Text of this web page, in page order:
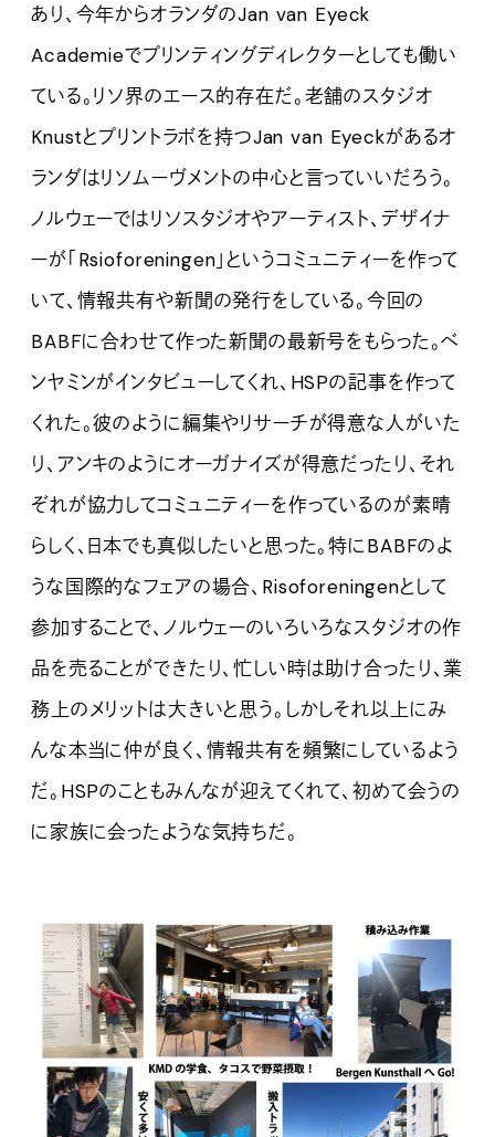
あり、今年からオランダのJan van Eyeck
Academieでプリンティングディレクターとしても働い
ている。リソ界のエース的存在だ。老舗のスタジオ
Knustとプリントラボを持つJan van Eyeckがあるオ
ランダはリソムーヴメントの中心と言っていいだろう。
ノルウェーではリソスタジオやアーティスト、デザイナ
ーが「Rsioforeningen」というコミュニティーを作って
いて、情報共有や新聞の発行をしている。今回の
BABFに合わせて作った新聞の最新号をもらった。ベ
ンヤミンがインタビューしてくれ、HSPの記事を作って
くれた。彼のように編集やリサーチが得意な人がいた
り、アンキのようにオーガナイズが得意だったり、それ
ぞれが協力してコミュニティーを作っているのが素晴
らしく、日本でも真似したいと思った。特にBABFのよ
うな国際的なフェアの場合、Risoforeningenとして
参加することで、ノルウェーのいろいろなスタジオの作
品を売ることができたり、忙しい時は助け合ったり、業
務上のメリットは大きいと思う。しかしそれ以上にみ
んな本当に仲が良く、情報共有を頻繁にしているよう
だ。HSPのこともみんなが迎えてくれて、初めて会うの
に家族に会ったような気持ちだ。